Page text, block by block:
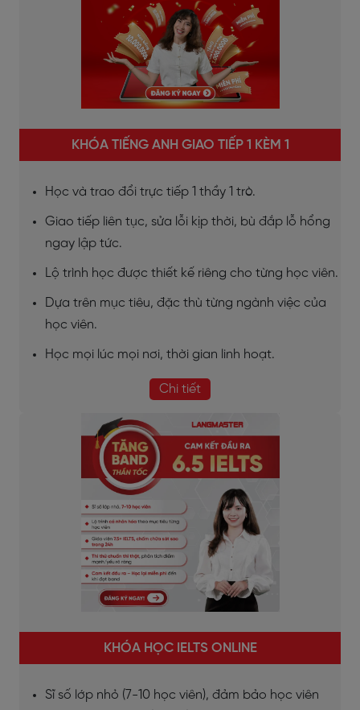
KHÓA TIẾNG ANH GIAO TIẾP 1 KÈM 1
Học và trao đổi trực tiếp 1 thầy 1 trò.
Giao tiếp liên tục, sửa lỗi kịp thời, bù đắp lỗ hổng
ngay lập tức.
Lộ trình học được thiết kế riêng cho từng học viên.
Dựa trên mục tiêu, đặc thù từng ngành việc của
học viên.
Học mọi lúc mọi nơi, thời gian linh hoạt.
Chi tiết
KHÓA HỌC IELTS ONLINE
Sĩ số lớp nhỏ (7-10 học viên), đảm bảo học viên